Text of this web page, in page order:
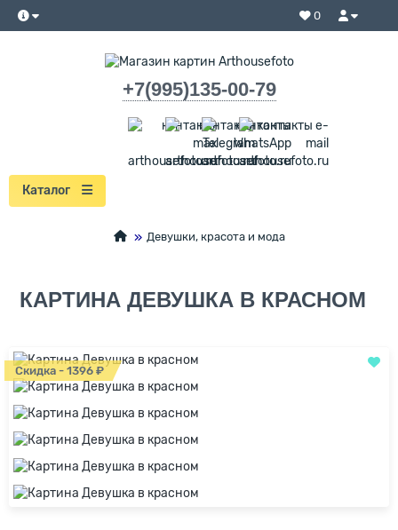
0
+7(995)135-00-79
Каталог
Девушки, красота и мода
КАРТИНА ДЕВУШКА В КРАСНОМ
Скидка - 1396 ₽